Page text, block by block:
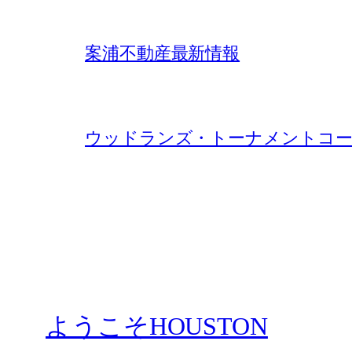
案浦不動産最新情報
ウッドランズ・トーナメントコ
ようこそHOUSTON